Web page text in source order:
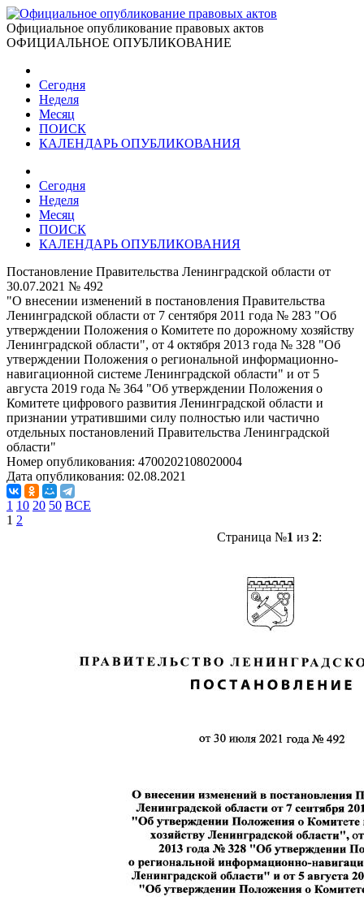
Официальное опубликование правовых актов
ОФИЦИАЛЬНОЕ ОПУБЛИКОВАНИЕ
Сегодня
Неделя
Месяц
ПОИСК
КАЛЕНДАРЬ ОПУБЛИКОВАНИЯ
Сегодня
Неделя
Месяц
ПОИСК
КАЛЕНДАРЬ ОПУБЛИКОВАНИЯ
Постановление Правительства Ленинградской области от
30.07.2021 № 492
"О внесении изменений в постановления Правительства
Ленинградской области от 7 сентября 2011 года № 283 "Об
утверждении Положения о Комитете по дорожному хозяйству
Ленинградской области", от 4 октября 2013 года № 328 "Об
утверждении Положения о региональной информационно-
навигационной системе Ленинградской области" и от 5
августа 2019 года № 364 "Об утверждении Положения о
Комитете цифрового развития Ленинградской области и
признании утратившими силу полностью или частично
отдельных постановлений Правительства Ленинградской
области"
Номер опубликования: 4700202108020004
Дата опубликования: 02.08.2021
1 10 20 50 ВСЕ
1 2
Страница №1 из 2: